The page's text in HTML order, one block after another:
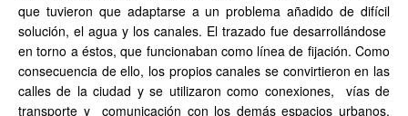
que tuvieron que adaptarse a un problema añadido de difícil
solución, el agua y los canales. El trazado fue desarrollándose
en torno a éstos, que funcionaban como línea de fijación. Como
consecuencia de ello, los propios canales se convirtieron en las
calles de la ciudad y se utilizaron como conexiones, vías de
transporte y comunicación con los demás espacios urbanos.